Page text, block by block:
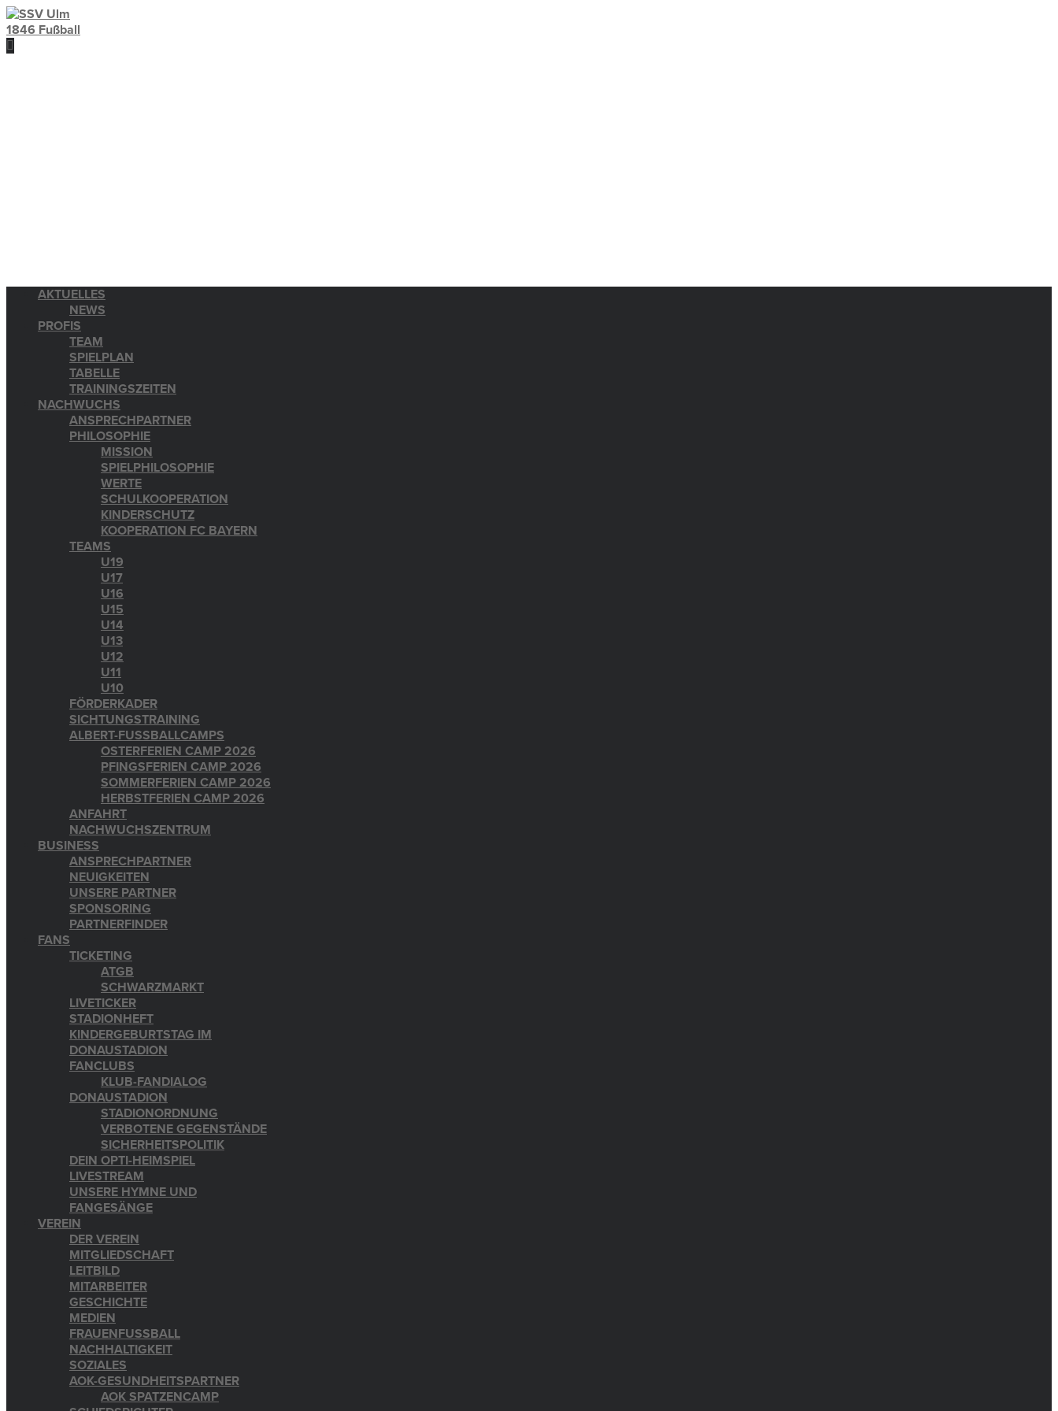
AKTUELLES
NEWS
PROFIS
TEAM
SPIELPLAN
TABELLE
TRAININGSZEITEN
NACHWUCHS
ANSPRECHPARTNER
PHILOSOPHIE
MISSION
SPIELPHILOSOPHIE
WERTE
SCHULKOOPERATION
KINDERSCHUTZ
KOOPERATION FC BAYERN
TEAMS
U19
U17
U16
U15
U14
U13
U12
U11
U10
FÖRDERKADER
SICHTUNGSTRAINING
ALBERT-FUSSBALLCAMPS
OSTERFERIEN CAMP 2026
PFINGSFERIEN CAMP 2026
SOMMERFERIEN CAMP 2026
HERBSTFERIEN CAMP 2026
ANFAHRT
NACHWUCHSZENTRUM
BUSINESS
ANSPRECHPARTNER
NEUIGKEITEN
UNSERE PARTNER
SPONSORING
PARTNERFINDER
FANS
TICKETING
ATGB
SCHWARZMARKT
LIVETICKER
STADIONHEFT
KINDERGEBURTSTAG IM
DONAUSTADION
FANCLUBS
KLUB-FANDIALOG
DONAUSTADION
STADIONORDNUNG
VERBOTENE GEGENSTÄNDE
SICHERHEITSPOLITIK
DEIN OPTI-HEIMSPIEL
LIVESTREAM
UNSERE HYMNE UND
FANGESÄNGE
VEREIN
DER VEREIN
MITGLIEDSCHAFT
LEITBILD
MITARBEITER
GESCHICHTE
MEDIEN
FRAUENFUSSBALL
NACHHALTIGKEIT
SOZIALES
AOK-GESUNDHEITSPARTNER
AOK SPATZENCAMP